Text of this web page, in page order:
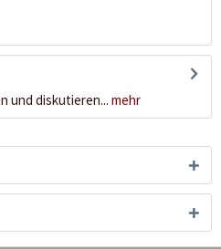
und diskutieren... mehr